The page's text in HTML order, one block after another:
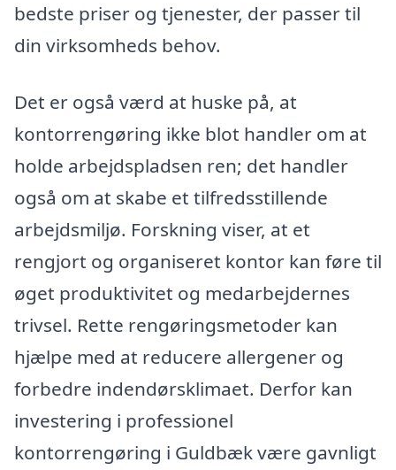
bedste priser og tjenester, der passer til
din virksomheds behov.
Det er også værd at huske på, at
kontorrengøring ikke blot handler om at
holde arbejdspladsen ren; det handler
også om at skabe et tilfredsstillende
arbejdsmiljø. Forskning viser, at et
rengjort og organiseret kontor kan føre til
øget produktivitet og medarbejdernes
trivsel. Rette rengøringsmetoder kan
hjælpe med at reducere allergener og
forbedre indendørsklimaet. Derfor kan
investering i professionel
kontorrengøring i Guldbæk være gavnligt